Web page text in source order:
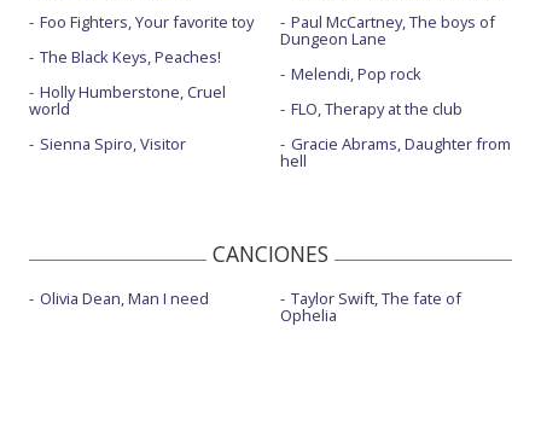
Foo Fighters, Your favorite toy
The Black Keys, Peaches!
Holly Humberstone, Cruel
world
Sienna Spiro, Visitor
Paul McCartney, The boys of
Dungeon Lane
Melendi, Pop rock
FLO, Therapy at the club
Gracie Abrams, Daughter from
hell
CANCIONES
Olivia Dean, Man I need Taylor Swift, The fate of
Ophelia